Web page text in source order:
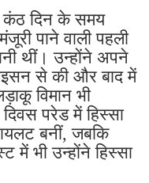
कंठ दिन के समय
पाने वाली पहली
थीं। उन्होंने अपने
से की और बाद में
विमान भी
परेड में हिस्सा
बनीं, जबकि
में भी उन्होंने हिस्सा